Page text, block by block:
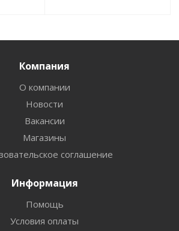
Компания
О компании
Новости
Вакансии
Магазины
соглашение
Информация
Помощь
Условия оплаты